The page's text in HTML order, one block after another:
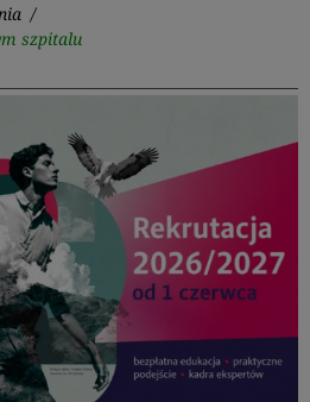
/
szpitalu